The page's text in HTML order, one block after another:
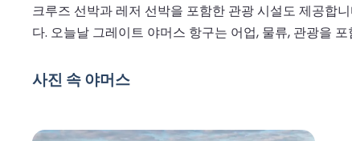
크루즈 선박과 레저 선박을 포함한 관광 시설도 제공합
다. 오늘날 그레이트 야머스 항구는 어업, 물류, 관광을
사진 속 야머스